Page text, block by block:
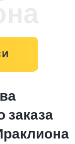
заказа